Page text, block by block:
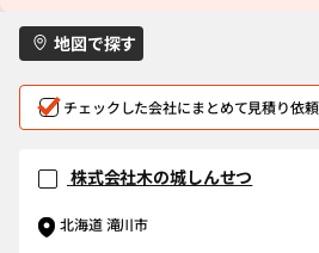
地図で探す
チェックした会社にまとめて見積り依頼
株式会社木の城しんせつ
北海道 滝川市